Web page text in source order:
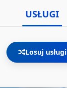
USŁUGI
Losuj usługi